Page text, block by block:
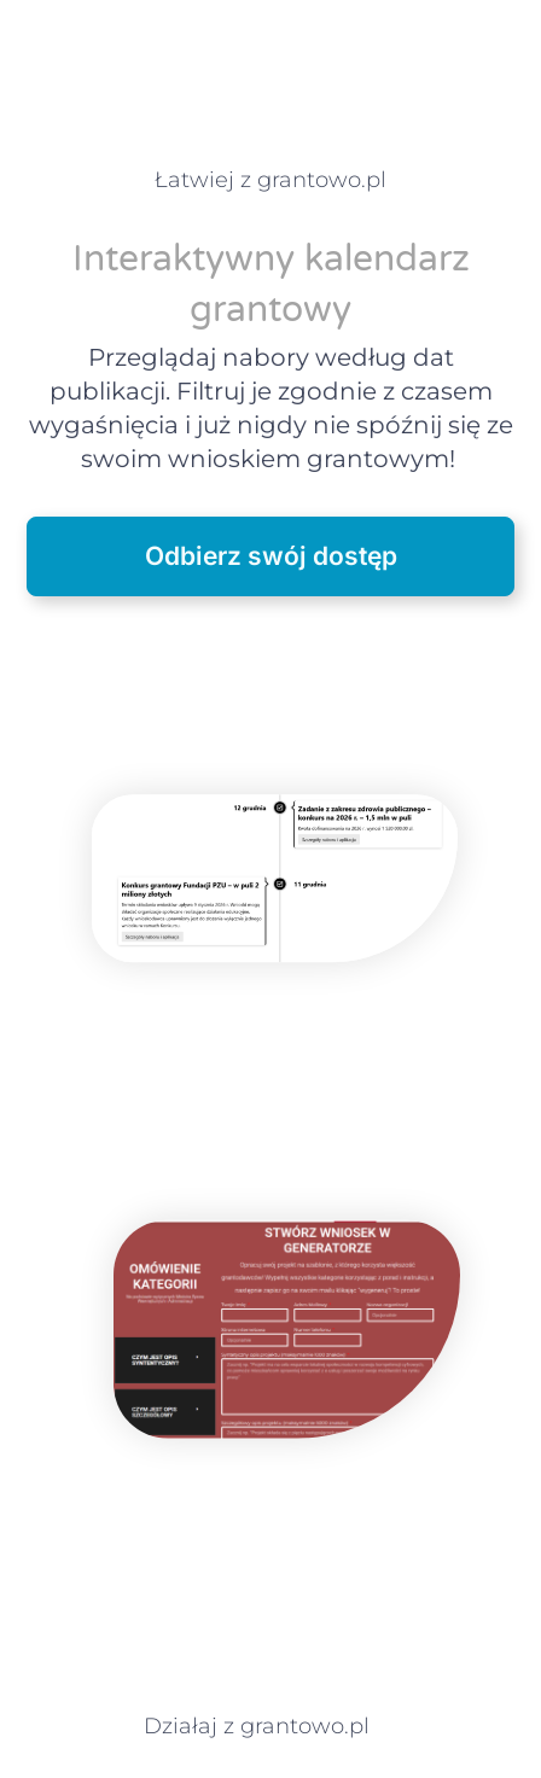
Łatwiej z grantowo.pl
Interaktywny kalendarz
grantowy
Przeglądaj nabory według dat
publikacji. Filtruj je zgodnie z czasem
wygaśnięcia i już nigdy nie spóźnij się ze
swoim wnioskiem grantowym!
Odbierz swój dostęp
Działaj z grantowo.pl